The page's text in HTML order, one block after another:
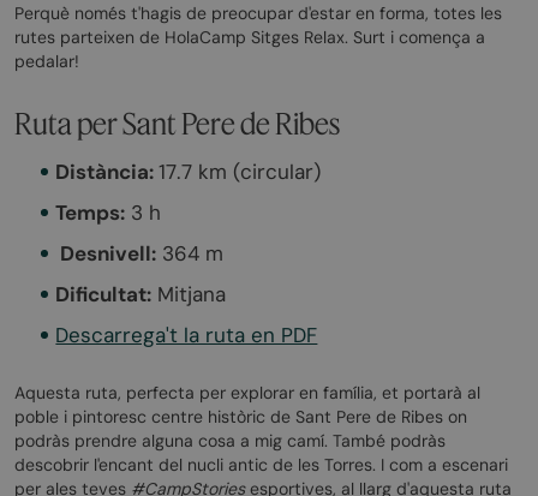
Perquè només t'hagis de preocupar d'estar en forma, totes les
rutes parteixen de HolaCamp Sitges Relax. Surt i comença a
pedalar!
Ruta per Sant Pere de Ribes
Distància:17.7 km (circular)
Temps: 3 h
‍ Desnivell: 364 m ‍
Dificultat: Mitjana
Descarrega't la ruta en PDF
Aquesta ruta, perfecta per explorar en família, et portarà al
poble i pintoresc centre històric de Sant Pere de Ribes on
podràs prendre alguna cosa a mig camí. També podràs
descobrir l'encant del nucli antic de les Torres. I com a escenari
per ales teves #CampStoriesesportives, al llarg d'aquesta ruta